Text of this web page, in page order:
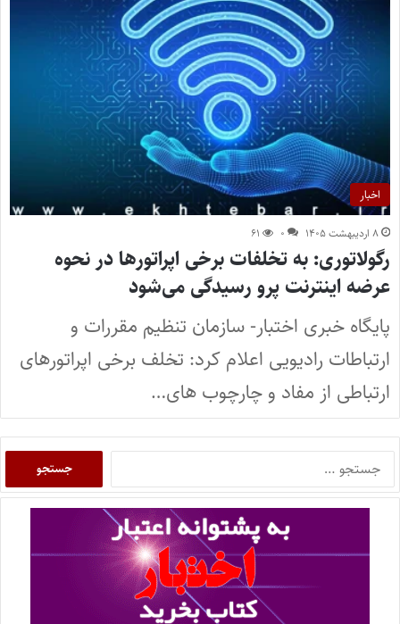
اخبار
۸ اردیبهشت ۱۴۰۵ ۰ ۶۱
رگولاتوری: به تخلفات برخی اپراتورها در نحوه
عرضه اینترنت پرو رسیدگی می‌شود
پایگاه خبری اختبار- سازمان تنظیم مقررات و
ارتباطات رادیویی اعلام کرد: تخلف برخی اپراتورهای
ارتباطی از مفاد و چارچوب های…